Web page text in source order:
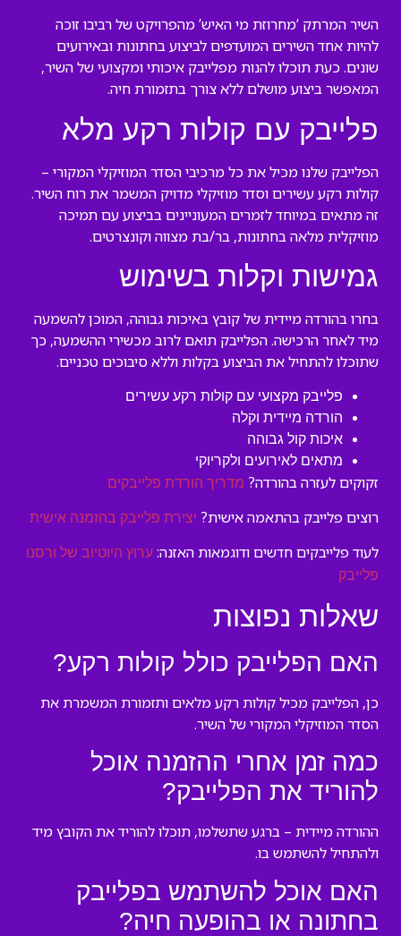
השיר המרתק ‘מחרוזת מי האיש’ מהפרויקט של רביבו זוכה
להיות אחד השירים המועדפים לביצוע בחתונות ובאירועים
שונים. כעת תוכלו להנות מפלייבק איכותי ומקצועי של השיר,
המאפשר ביצוע מושלם ללא צורך בתזמורת חיה.
פלייבק עם קולות רקע מלא
הפלייבק שלנו מכיל את כל מרכיבי הסדר המוזיקלי המקורי –
קולות רקע עשירים וסדר מוזיקלי מדויק המשמר את רוח השיר.
זה מתאים במיוחד לזמרים המעוניינים בביצוע עם תמיכה
מוזיקלית מלאה בחתונות, בר/בת מצווה וקונצרטים.
גמישות וקלות בשימוש
בחרו בהורדה מיידית של קובץ באיכות גבוהה, המוכן להשמעה
מיד לאחר הרכישה. הפלייבק תואם לרוב מכשירי ההשמעה, כך
שתוכלו להתחיל את הביצוע בקלות וללא סיבוכים טכניים.
פלייבק מקצועי עם קולות רקע עשירים
הורדה מיידית וקלה
איכות קול גבוהה
מתאים לאירועים ולקריוקי
זקוקים לעזרה בהורדה? מדריך הורדת פלייבקים
רוצים פלייבק בהתאמה אישית? יצירת פלייבק בהזמנה אישית
לעוד פלייבקים חדשים ודוגמאות האזנה: ערוץ היוטיוב של ורסנו
פלייבק
שאלות נפוצות
האם הפלייבק כולל קולות רקע?
כן, הפלייבק מכיל קולות רקע מלאים ותזמורת המשמרת את
הסדר המוזיקלי המקורי של השיר.
כמה זמן אחרי ההזמנה אוכל
להוריד את הפלייבק?
ההורדה מיידית – ברגע שתשלמו, תוכלו להוריד את הקובץ מיד
ולהתחיל להשתמש בו.
האם אוכל להשתמש בפלייבק
בחתונה או בהופעה חיה?